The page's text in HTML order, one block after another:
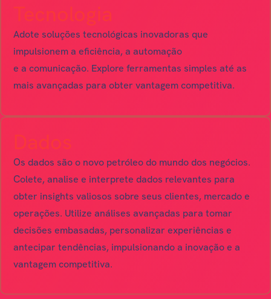
Tecnologia
Adote soluções tecnológicas inovadoras que
impulsionem a eficiência, a automação
e a comunicação. Explore ferramentas simples até as
mais avançadas para obter vantagem competitiva.
Dados
Os dados são o novo petróleo do mundo dos negócios.
Colete, analise e interprete dados relevantes para
obter insights valiosos sobre seus clientes, mercado e
operações. Utilize análises avançadas para tomar
decisões embasadas, personalizar experiências e
antecipar tendências, impulsionando a inovação e a
vantagem competitiva.